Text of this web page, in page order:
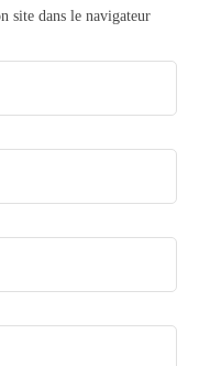
site dans le navigateur